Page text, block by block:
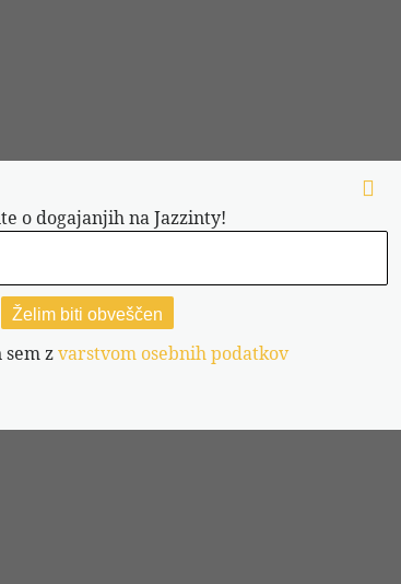
o dogajanjih na Jazzinty!
sem zvarstvom osebnih podatkov